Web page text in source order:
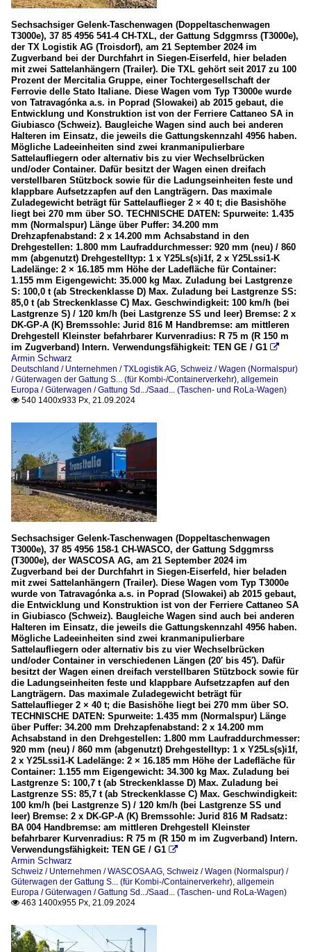
Sechsachsiger Gelenk-Taschenwagen (Doppeltaschenwagen
T3000e), 37 85 4956 541-4 CH-TXL, der Gattung Sdggmrss (T3000e),
der TX Logistik AG (Troisdorf), am 21 September 2024 im
Zugverband bei der Durchfahrt in Siegen-Eiserfeld, hier beladen
mit zwei Sattelanhängern (Trailer). Die TXL gehört seit 2017 zu 100
Prozent der Mercitalia Gruppe, einer Tochtergesellschaft der
Ferrovie delle Stato Italiane. Diese Wagen vom Typ T3000e wurde
von Tatravagónka a.s. in Poprad (Slowakei) ab 2015 gebaut, die
Entwicklung und Konstruktion ist von der Ferriere Cattaneo SA in
Giubiasco (Schweiz). Baugleiche Wagen sind auch bei anderen
Halteren im Einsatz, die jeweils die Gattungskennzahl 4956 haben.
Mögliche Ladeeinheiten sind zwei kranmanipulierbare
Sattelaufliegern oder alternativ bis zu vier Wechselbrücken
und/oder Container. Dafür besitzt der Wagen einen dreifach
verstellbaren Stützbock sowie für die Ladungseinheiten feste und
klappbare Aufsetzzapfen auf den Langträgern. Das maximale
Zuladegewicht beträgt für Sattelauflieger 2 × 40 t; die Basishöhe
liegt bei 270 mm über SO. TECHNISCHE DATEN: Spurweite: 1.435
mm (Normalspur) Länge über Puffer: 34.200 mm
Drehzapfenabstand: 2 x 14.200 mm Achsabstand in den
Drehgestellen: 1.800 mm Laufraddurchmesser: 920 mm (neu) / 860
mm (abgenutzt) Drehgestelltyp: 1 x Y25Ls(s)i1f, 2 x Y25Lssi1-K
Ladelänge: 2 × 16.185 mm Höhe der Ladefläche für Container:
1.155 mm Eigengewicht: 35.000 kg Max. Zuladung bei Lastgrenze
S: 100,0 t (ab Streckenklasse D) Max. Zuladung bei Lastgrenze SS:
85,0 t (ab Streckenklasse C) Max. Geschwindigkeit: 100 km/h (bei
Lastgrenze S) / 120 km/h (bei Lastgrenze SS und leer) Bremse: 2 x
DK-GP-A (K) Bremssohle: Jurid 816 M Handbremse: am mittleren
Drehgestell Kleinster befahrbarer Kurvenradius: R 75 m (R 150 m
im Zugverband) Intern. Verwendungsfähigkeit: TEN GE / G1 
Armin Schwarz
Deutschland / Unternehmen / TXLogistik AG, Schweiz / Wagen (Normalspur)
/ Güterwagen der Gattung S... (für Kombi-/Containerverkehr), allgemein
Europa / Güterwagen / Gattung Sd.../Saad... (Taschen- und RoLa-Wagen)
 540 1400x933 Px, 21.09.2024
Sechsachsiger Gelenk-Taschenwagen (Doppeltaschenwagen
T3000e), 37 85 4956 158-1 CH-WASCO, der Gattung Sdggmrss
(T3000e), der WASCOSA AG, am 21 September 2024 im
Zugverband bei der Durchfahrt in Siegen-Eiserfeld, hier beladen
mit zwei Sattelanhängern (Trailer). Diese Wagen vom Typ T3000e
wurde von Tatravagónka a.s. in Poprad (Slowakei) ab 2015 gebaut,
die Entwicklung und Konstruktion ist von der Ferriere Cattaneo SA
in Giubiasco (Schweiz). Baugleiche Wagen sind auch bei anderen
Halteren im Einsatz, die jeweils die Gattungskennzahl 4956 haben.
Mögliche Ladeeinheiten sind zwei kranmanipulierbare
Sattelaufliegern oder alternativ bis zu vier Wechselbrücken
und/oder Container in verschiedenen Längen (20′ bis 45′). Dafür
besitzt der Wagen einen dreifach verstellbaren Stützbock sowie für
die Ladungseinheiten feste und klappbare Aufsetzzapfen auf den
Langträgern. Das maximale Zuladegewicht beträgt für
Sattelauflieger 2 × 40 t; die Basishöhe liegt bei 270 mm über SO.
TECHNISCHE DATEN: Spurweite: 1.435 mm (Normalspur) Länge
über Puffer: 34.200 mm Drehzapfenabstand: 2 x 14.200 mm
Achsabstand in den Drehgestellen: 1.800 mm Laufraddurchmesser:
920 mm (neu) / 860 mm (abgenutzt) Drehgestelltyp: 1 x Y25Ls(s)i1f,
2 x Y25Lssi1-K Ladelänge: 2 × 16.185 mm Höhe der Ladefläche für
Container: 1.155 mm Eigengewicht: 34.300 kg Max. Zuladung bei
Lastgrenze S: 100,7 t (ab Streckenklasse D) Max. Zuladung bei
Lastgrenze SS: 85,7 t (ab Streckenklasse C) Max. Geschwindigkeit:
100 km/h (bei Lastgrenze S) / 120 km/h (bei Lastgrenze SS und
leer) Bremse: 2 x DK-GP-A (K) Bremssohle: Jurid 816 M Radsatz:
BA 004 Handbremse: am mittleren Drehgestell Kleinster
befahrbarer Kurvenradius: R 75 m (R 150 m im Zugverband) Intern.
Verwendungsfähigkeit: TEN GE / G1 
Armin Schwarz
Schweiz / Unternehmen / WASCOSA AG, Schweiz / Wagen (Normalspur) /
Güterwagen der Gattung S... (für Kombi-/Containerverkehr), allgemein
Europa / Güterwagen / Gattung Sd.../Saad... (Taschen- und RoLa-Wagen)
 463 1400x955 Px, 21.09.2024